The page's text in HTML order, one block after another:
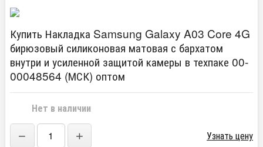
Купить Накладка Samsung Galaxy A03 Core 4G
бирюзовый силиконовая матовая с бархатом
внутри и усиленной защитой камеры в техпаке 00-
00048564 (МСК) оптом
Нет в наличии
− + Узнать цену